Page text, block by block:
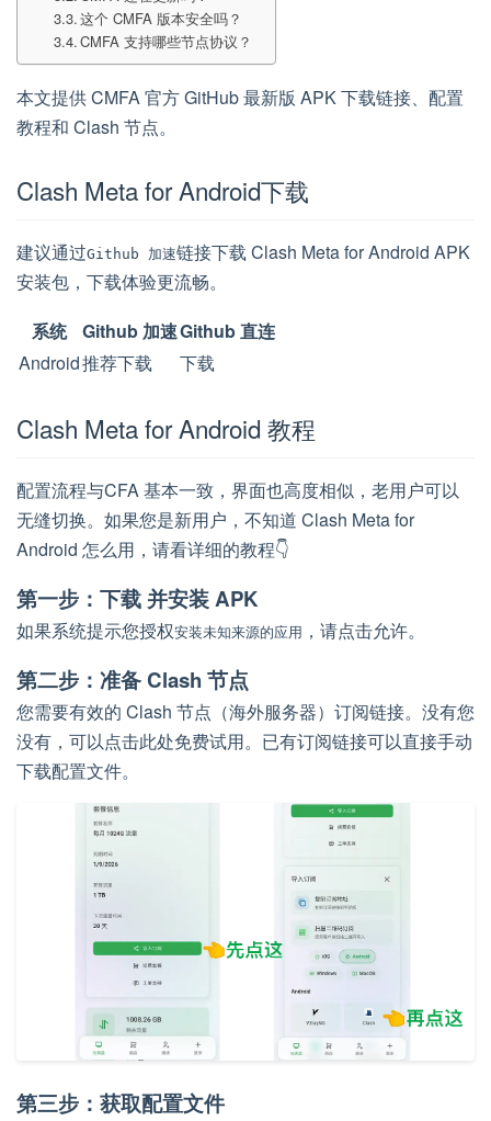
这个 CMFA 版本安全吗？
CMFA 支持哪些节点协议？
本文提供 CMFA 官方 GitHub 最新版 APK 下载链接、配置
教程和 Clash 节点。
Clash Meta for Android下载
建议通过Github 加速链接下载 Clash Meta for Android APK
安装包，下载体验更流畅。
系统
Github 加速Github 直连
Android推荐下载 下载
Clash Meta for Android 教程
配置流程与CFA 基本一致，界面也高度相似，老用户可以
无缝切换。如果您是新用户，不知道 Clash Meta for
Android 怎么用，请看详细的教程👇
第一步：下载 并安装 APK
如果系统提示您授权安装未知来源的应用 ，请点击允许。
第二步：准备 Clash 节点
您需要有效的 Clash 节点（海外服务器）订阅链接。没有您
没有，可以点击此处免费试用。已有订阅链接可以直接手动
下载配置文件。
第三步：获取配置文件